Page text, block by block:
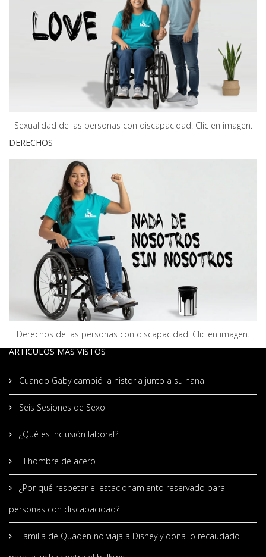
Sexualidad de las personas con discapacidad. Clic en imagen.
DERECHOS
Derechos de las personas con discapacidad. Clic en imagen.
ARTÍCULOS MÁS VISTOS
Cuando Gaby cambió la historia junto a su nana
Seis Sesiones de Sexo
¿Qué es inclusión laboral?
El hombre de acero
¿Por qué respetar el estacionamiento reservado para
personas con discapacidad?
Familia de Quaden no viaja a Disney y dona lo recaudado